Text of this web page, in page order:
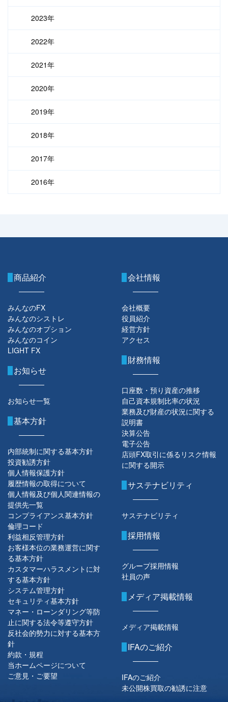
2023年
2022年
2021年
2020年
2019年
2018年
2017年
2016年
商品紹介
みんなのFX
みんなのシストレ
みんなのオプション
みんなのコイン
LIGHT FX
お知らせ
お知らせ一覧
会社情報
会社概要
役員紹介
経営方針
アクセス
財務情報
口座数・預り資産の推移
自己資本規制比率の状況
業務及び財産の状況に関する
説明書
決算公告
電子公告
店頭FX取引に係るリスク情報
に関する開示
基本方針
内部統制に関する基本方針
投資勧誘方針
個人情報保護方針
履歴情報の取得について
個人情報及び個人関連情報の
提供先一覧
コンプライアンス基本方針
倫理コード
利益相反管理方針
お客様本位の業務運営に関す
る基本方針
カスタマーハラスメントに対
する基本方針
システム管理方針
セキュリティ基本方針
マネー・ローンダリング等防
止に関する法令等遵守方針
反社会的勢力に対する基本方
針
約款・規程
当ホームページについて
ご意見・ご要望
サステナビリティ
サステナビリティ
採用情報
グループ採用情報
社員の声
メディア掲載情報
メディア掲載情報
IFAのご紹介
IFAのご紹介
未公開株買取の勧誘に注意